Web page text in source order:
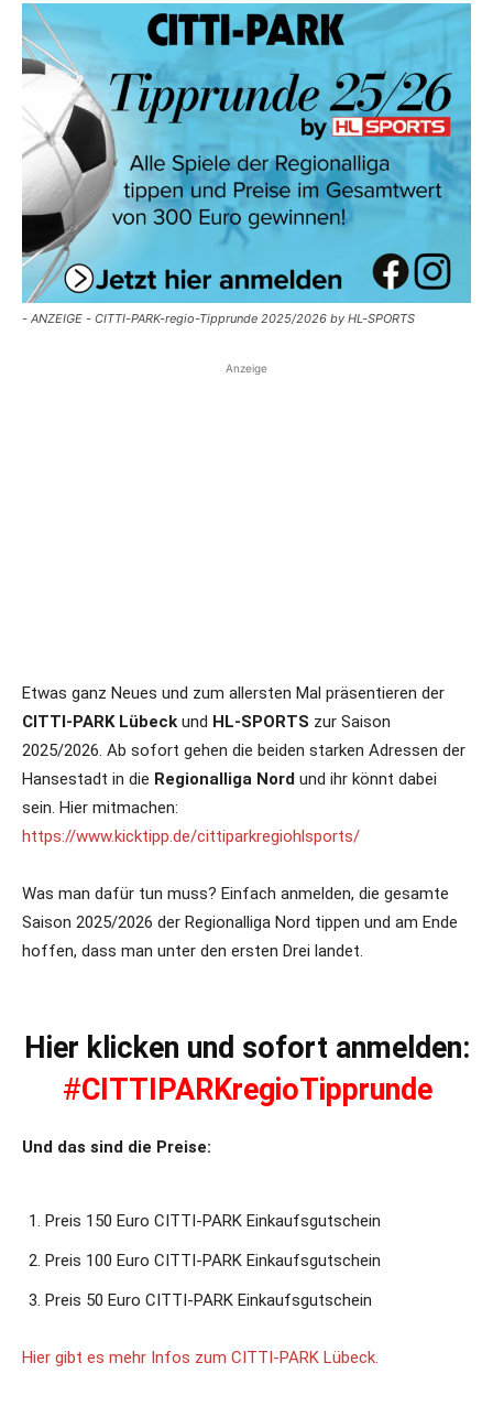
- ANZEIGE - CITTI-PARK-regio-Tipprunde 2025/2026 by HL-SPORTS
Anzeige
Etwas ganz Neues und zum allersten Mal präsentieren der
CITTI-PARK Lübeck und HL-SPORTS zur Saison
2025/2026. Ab sofort gehen die beiden starken Adressen der
Hansestadt in die Regionalliga Nord und ihr könnt dabei
sein. Hier mitmachen:
https://www.kicktipp.de/cittiparkregiohlsports/
Was man dafür tun muss? Einfach anmelden, die gesamte
Saison 2025/2026 der Regionalliga Nord tippen und am Ende
hoffen, dass man unter den ersten Drei landet.
Hier klicken und sofort anmelden:
#CITTIPARKregioTipprunde
Und das sind die Preise:
Preis 150 Euro CITTI-PARK Einkaufsgutschein
Preis 100 Euro CITTI-PARK Einkaufsgutschein
Preis 50 Euro CITTI-PARK Einkaufsgutschein
Hier gibt es mehr Infos zum CITTI-PARK Lübeck.